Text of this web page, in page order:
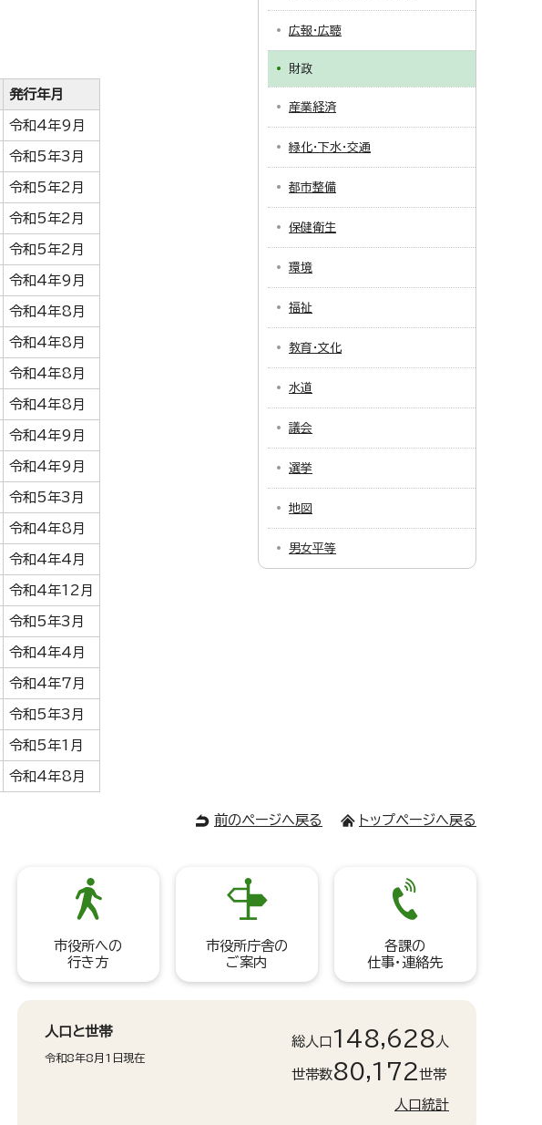
発行年月
令和4年9月
令和5年3月
令和5年2月
令和5年2月
令和5年2月
令和4年9月
令和4年8月
令和4年8月
令和4年8月
令和4年8月
令和4年9月
令和4年9月
令和5年3月
令和4年8月
令和4年4月
令和4年12月
令和5年3月
令和4年4月
令和4年7月
令和5年3月
令和5年1月
令和4年8月
広報・広聴
財政
産業経済
緑化・下水・交通
都市整備
保健衛生
環境
福祉
教育・文化
水道
議会
選挙
地図
男女平等
前のページへ戻る トップページへ戻る
市役所への
行き方
市役所庁舎の
ご案内
各課の
仕事・連絡先
人口と世帯
令和8年8月1日現在
総人口 148,628 人
世帯数80,172世帯
人口統計